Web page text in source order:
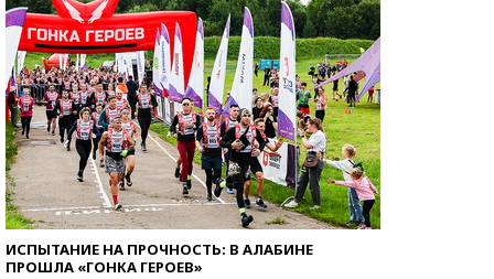
ИСПЫТАНИЕ НА ПРОЧНОСТЬ: В АЛАБИНЕ
ПРОШЛА «ГОНКА ГЕРОЕВ»